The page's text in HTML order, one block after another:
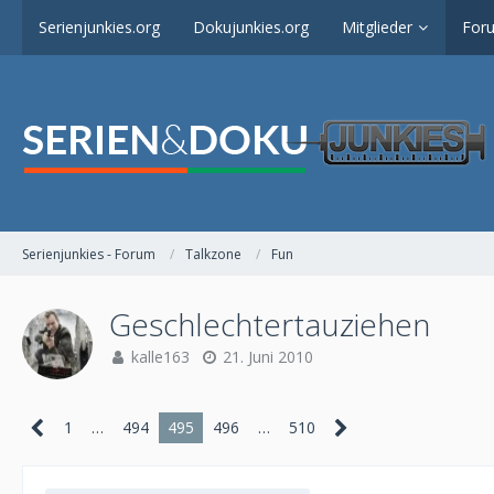
Serienjunkies.org Dokujunkies.org Mitglieder
Serienjunkies - Forum Talkzone Fun
Geschlechtertauziehen
kalle163 21. Juni 2010
1 … 494 495 496 … 510